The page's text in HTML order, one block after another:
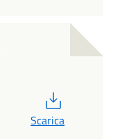
Scarica